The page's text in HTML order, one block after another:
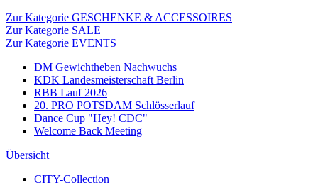
Zur Kategorie GESCHENKE & ACCESSOIRES
Zur Kategorie SALE
Zur Kategorie EVENTS
DM Gewichtheben Nachwuchs
KDK Landesmeisterschaft Berlin
RBB Lauf 2026
20. PRO POTSDAM Schlösserlauf
Dance Cup "Hey! CDC"
Welcome Back Meeting
Übersicht
CITY-Collection